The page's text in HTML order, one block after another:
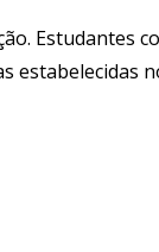
Estudantes
estabelecidas